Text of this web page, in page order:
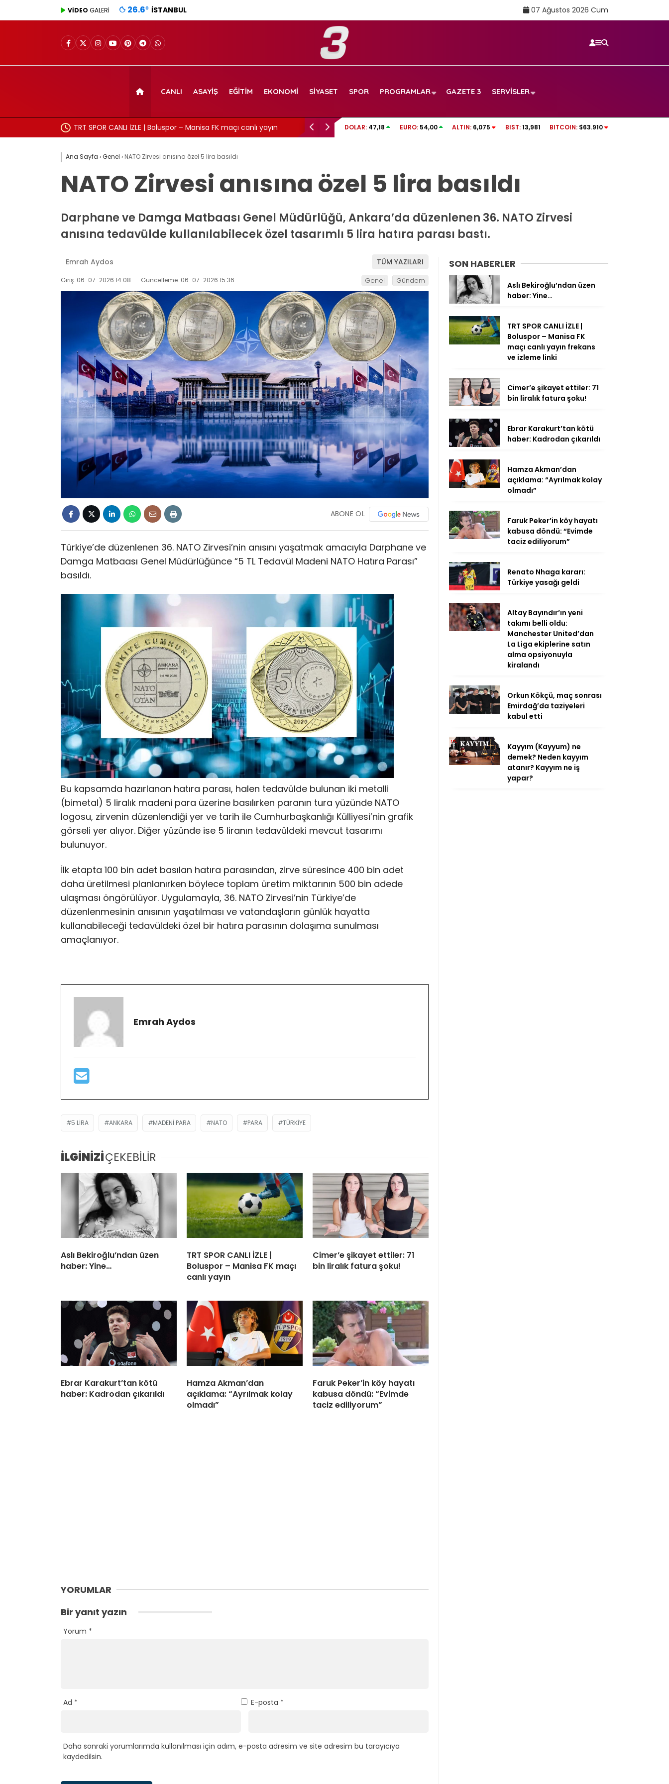
VİDEO GALERİ 26.6° İSTANBUL 07 Ağustos 2026 Cum
CANLI ASAYIŞ EĞITIM EKONOMI SIYASET SPOR PROGRAMLAR GAZETE 3 SERVISLER
TRT SPOR CANLI İZLE | Boluspor – Manisa FK maçı canlı yayın
Aslı Bekiroğlu’ndan üzen haber: Yine…
TRT SPOR CANLI İZLE | Boluspor – Manisa
DOLAR: 47,18 EURO: 54,00 ALTIN: 6,075 BIST: 13,981 BITCOIN: $63.910
Ana Sayfa ›Genel › NATO Zirvesi anısına özel 5 lira basıldı
NATO Zirvesi anısına özel 5 lira basıldı
Darphane ve Damga Matbaası Genel Müdürlüğü, Ankara’da düzenlenen 36. NATO Zirvesi
anısına tedavülde kullanılabilecek özel tasarımlı 5 lira hatıra parası bastı.
Emrah Aydos TÜM YAZILARI
Giriş: 06-07-2026 14:08 Güncelleme: 06-07-2026 15:36 Genel Gündem
ABONE OL
Türkiye’de düzenlenen 36. NATO Zirvesi’nin anısını yaşatmak amacıyla Darphane ve
Damga Matbaası Genel Müdürlüğünce “5 TL Tedavül Madeni NATO Hatıra Parası”
basıldı.
Bu kapsamda hazırlanan hatıra parası, halen tedavülde bulunan iki metalli
(bimetal) 5 liralık madeni para üzerine basılırken paranın tura yüzünde NATO
logosu, zirvenin düzenlendiği yer ve tarih ile Cumhurbaşkanlığı Külliyesi’nin grafik
görseli yer alıyor. Diğer yüzünde ise 5 liranın tedavüldeki mevcut tasarımı
bulunuyor.
İlk etapta 100 bin adet basılan hatıra parasından, zirve süresince 400 bin adet
daha üretilmesi planlanırken böylece toplam üretim miktarının 500 bin adede
ulaşması öngörülüyor. Uygulamayla, 36. NATO Zirvesi’nin Türkiye’de
düzenlenmesinin anısının yaşatılması ve vatandaşların günlük hayatta
kullanabileceği tedavüldeki özel bir hatıra parasının dolaşıma sunulması
amaçlanıyor.
Emrah Aydos
5 LIRA ANKARA MADENI PARA NATO PARA TÜRKIYE
İLGİNİZİÇEKEBİLİR
Aslı Bekiroğlu’ndan üzen
haber: Yine…
TRT SPOR CANLI İZLE |
Boluspor – Manisa FK maçı
canlı yayın
Cimer’e şikayet ettiler: 71
bin liralık fatura şoku!
Ebrar Karakurt’tan kötü
haber: Kadrodan çıkarıldı
Hamza Akman’dan
açıklama: “Ayrılmak kolay
olmadı”
Faruk Peker’in köy hayatı
kabusa döndü: “Evimde
taciz ediliyorum”
YORUMLAR
Bir yanıt yazın
Yorum *
Ad * E-posta *
Daha sonraki yorumlarımda kullanılması için adım, e-posta adresim ve site adresim bu tarayıcıya
kaydedilsin.
SON HABERLER
Aslı Bekiroğlu’ndan üzen
haber: Yine…
TRT SPOR CANLI İZLE |
Boluspor – Manisa FK
maçı canlı yayın frekans
ve izleme linki
Cimer’e şikayet ettiler: 71
bin liralık fatura şoku!
Ebrar Karakurt’tan kötü
haber: Kadrodan çıkarıldı
Hamza Akman’dan
açıklama: “Ayrılmak kolay
olmadı”
Faruk Peker’in köy hayatı
kabusa döndü: “Evimde
taciz ediliyorum”
Renato Nhaga kararı:
Türkiye yasağı geldi
Altay Bayındır’ın yeni
takımı belli oldu:
Manchester United’dan
La Liga ekiplerine satın
alma opsiyonuyla
kiralandı
Orkun Kökçü, maç sonrası
Emirdağ’da taziyeleri
kabul etti
Kayyım (Kayyum) ne
demek? Neden kayyım
atanır? Kayyım ne iş
yapar?